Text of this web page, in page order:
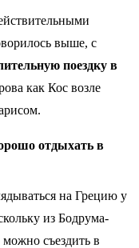
выше, с
поездку в
как Кос возле
на Грецию у
из Бодрума-
съездить в